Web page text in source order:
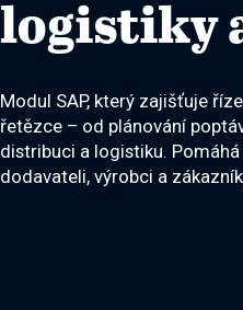
logistiky
Modul SAP, který zajišťuje
řetězce – od plánování
distribuci a logistiku.
dodavateli, výrobci a